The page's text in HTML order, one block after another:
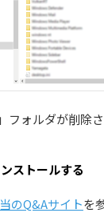
フォルダが削除
ストールする
のQ&Aサイトを